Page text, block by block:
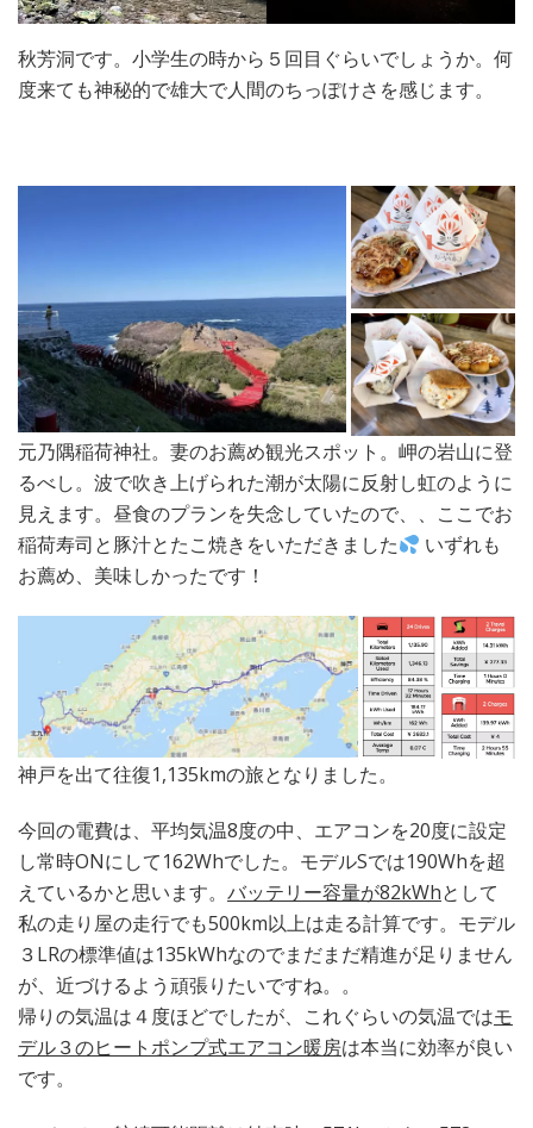
秋芳洞です。小学生の時から５回目ぐらいでしょうか。何
度来ても神秘的で雄大で人間のちっぽけさを感じます。
元乃隅稲荷神社。妻のお薦め観光スポット。岬の岩山に登
るべし。波で吹き上げられた潮が太陽に反射し虹のように
見えます。昼食のプランを失念していたので、、ここでお
稲荷寿司と豚汁とたこ焼きをいただきました
いずれも
お薦め、美味しかったです！
神戸を出て往復1,135kmの旅となりました。
今回の電費は、平均気温8度の中、エアコンを20度に設定
し常時ONにして162Whでした。モデルSでは190Whを超
えているかと思います。 バッテリー容量が82kWhとして
私の走り屋の走行でも500km以上は走る計算です。モデル
３LRの標準値は135kWhなのでまだまだ精進が足りません
が、近づけるよう頑張りたいですね。。
帰りの気温は４度ほどでしたが、これぐらいの気温ではモ
デル３のヒートポンプ式エアコン暖房は本当に効率が良い
です。